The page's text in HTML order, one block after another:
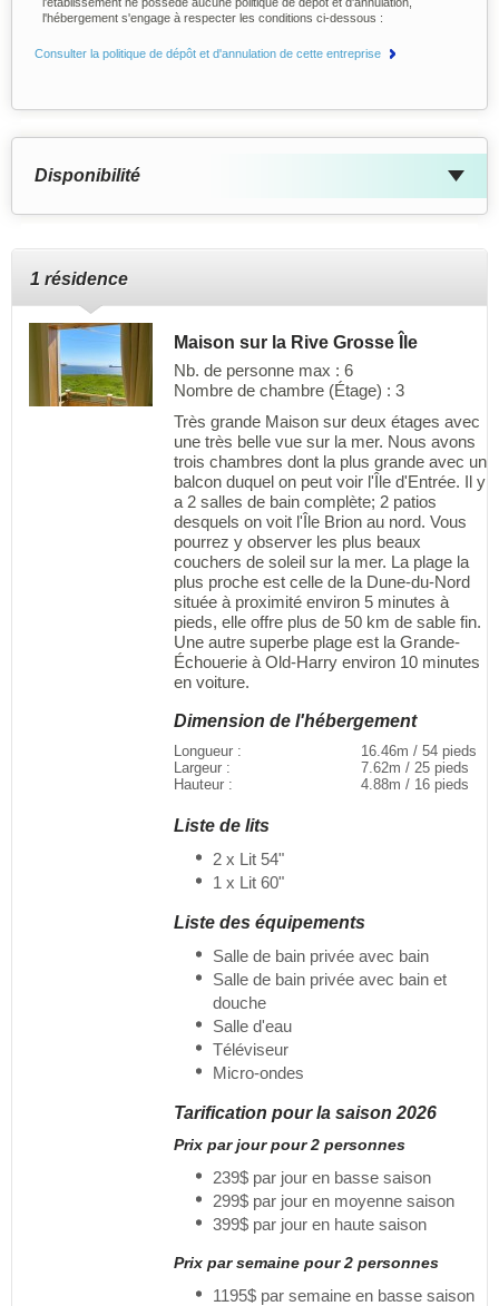
l'hébergement s'engage à respecter les conditions ci-dessous :
Consulter la politique de dépôt et d'annulation de cette entreprise
Disponibilité
1 résidence
Maison sur la Rive Grosse Île
Nb. de personne max : 6
Nombre de chambre (Étage) : 3
Très grande Maison sur deux étages avec
une très belle vue sur la mer. Nous avons
trois chambres dont la plus grande avec un
balcon duquel on peut voir l'Île d'Entrée. Il y
a 2 salles de bain complète; 2 patios
desquels on voit l'Île Brion au nord. Vous
pourrez y observer les plus beaux
couchers de soleil sur la mer. La plage la
plus proche est celle de la Dune-du-Nord
située à proximité environ 5 minutes à
pieds, elle offre plus de 50 km de sable fin.
Une autre superbe plage est la Grande-
Échouerie à Old-Harry environ 10 minutes
en voiture.
Dimension de l'hébergement
Longueur :
16.46m / 54 pieds
Largeur :
7.62m / 25 pieds
Hauteur :
4.88m / 16 pieds
Liste de lits
2 x Lit 54"
1 x Lit 60"
Liste des équipements
Salle de bain privée avec bain
Salle de bain privée avec bain et
douche
Salle d'eau
Téléviseur
Micro-ondes
Tarification pour la saison 2026
Prix par jour pour 2 personnes
239$ par jour en basse saison
299$ par jour en moyenne saison
399$ par jour en haute saison
Prix par semaine pour 2 personnes
1195$ par semaine en basse saison